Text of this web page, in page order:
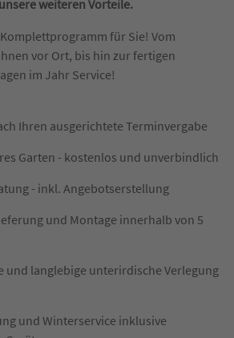
weiteren Vorteile.
für Sie! Vom
vor Ort, bis hin zur fertigen
im Jahr Service!
Ihren ausgerichtete Terminvergabe
Garten - kostenlos und unverbindlich
- inkl. Angebotserstellung
und Montage innerhalb von 5
und langlebige unterirdische Verlegung
und Winterservice inklusive